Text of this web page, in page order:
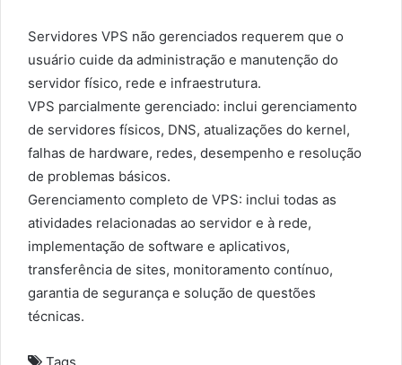
Servidores VPS não gerenciados requerem que o
usuário cuide da administração e manutenção do
servidor físico, rede e infraestrutura.
VPS parcialmente gerenciado: inclui gerenciamento
de servidores físicos, DNS, atualizações do kernel,
falhas de hardware, redes, desempenho e resolução
de problemas básicos.
Gerenciamento completo de VPS: inclui todas as
atividades relacionadas ao servidor e à rede,
implementação de software e aplicativos,
transferência de sites, monitoramento contínuo,
garantia de segurança e solução de questões
técnicas.